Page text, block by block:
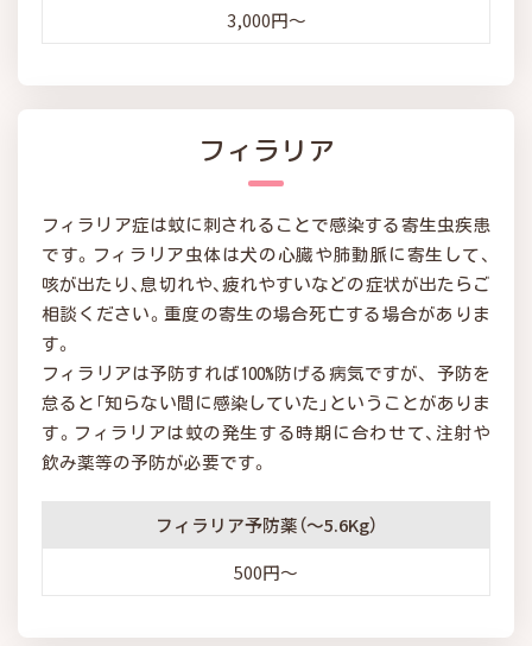
3,000円～
フィラリア
フィラリア症は蚊に刺されることで感染する寄生虫疾患
です。フィラリア虫体は犬の心臓や肺動脈に寄生して、
咳が出たり、息切れや、疲れやすいなどの症状が出たらご
相談ください。重度の寄生の場合死亡する場合がありま
す。
フィラリアは予防すれば100%防げる病気ですが、 予防を
怠ると「知らない間に感染していた」ということがありま
す。フィラリアは蚊の発生する時期に合わせて、注射や
飲み薬等の予防が必要です。
フィラリア予防薬（～5.6Kg）
500円～